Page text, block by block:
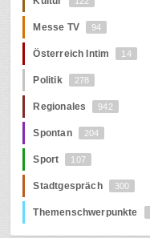
Messe TV 94
Österreich Intim 14
Politik 278
Regionales 942
Spontan 204
Sport 107
Stadtgespräch 300
Themenschwerpunkte